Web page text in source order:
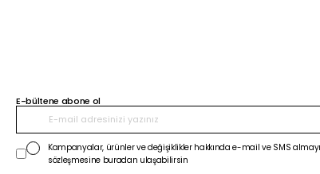
E-bültene abone ol
Kampanyalar, ürünler ve değişiklikler hakkında e-mail ve SMS
sözleşmesine buradan ulaşabilirsin